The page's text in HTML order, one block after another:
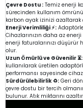
Çevre Dostu : Temiz enerji
sürecinden kullanım
karbon ayak izinizi azaltarak
Enerji Verimliliği ⚡:
Cihazlarınızın daha az
enerji faturalarınızı düşürür
olur.
Uzun Ömürlü ve Güvenilir ⏳:
kullanılarak üretilen
performansı sayesinde
Sürdürülebilirlik ♻️: Geri
çevre dostu bir tercih
bulunur. Atık miktarını